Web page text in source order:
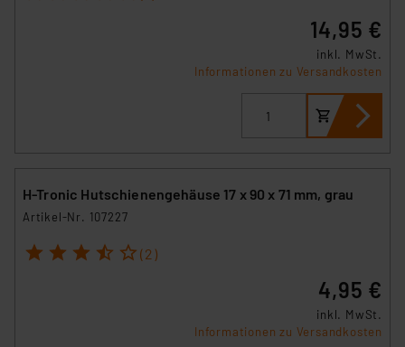
14,95 €
inkl. MwSt.
Informationen zu Versandkosten
H-Tronic Hutschienengehäuse 17 x 90 x 71 mm, grau
Artikel-Nr. 107227
1 2 3 4 5 (2)
4,95 €
inkl. MwSt.
Informationen zu Versandkosten